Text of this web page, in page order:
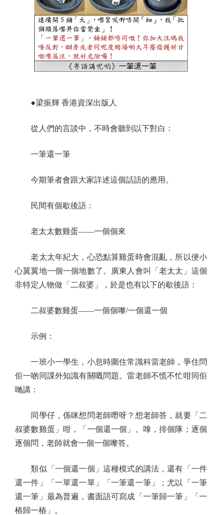
●梁振輝 香港資深出版人
從人們的言談中，不時會聽到以下對白：
一筆還一筆
今期筆者會跟大家詳述這個話語的應用。
民間有個歇後語：
老太太數雞蛋——一個個來
老太太年紀大，心恐點算雞蛋時會混亂，所以便小
心翼翼地一個一個地數了。廣東人會叫「老太太」這個
非特定人物做「二叔婆」，於是也有以下的歇後語：
二叔婆數雞蛋——一個個嚟/一個還一個
示例：
一班小一學生，小息時圍住常識科雷老師，爭住問
佢一啲同課外知識有關嘅問題。雷老師不慌不忙咁同佢
哋講：
同學仔，係咪想問老師嘢呀？想老師答，就要「二
叔婆數雞蛋」咁，「一個還一個」。嗱，排個隊；逐個
逐個問，老師就會一個一個嚟答。
類似「一個還一個」這種模式的講法，還有「一件
還一件」「一單還一單」「一筆還一筆」；尤以「一筆
還一筆」最為普遍，書面語可寫成「一筆歸一筆」「一
樁歸一樁」。